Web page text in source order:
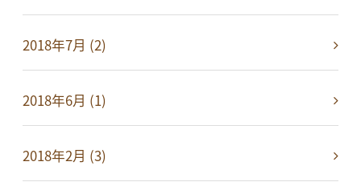
2018年7月 (2)
2018年6月 (1)
2018年2月 (3)